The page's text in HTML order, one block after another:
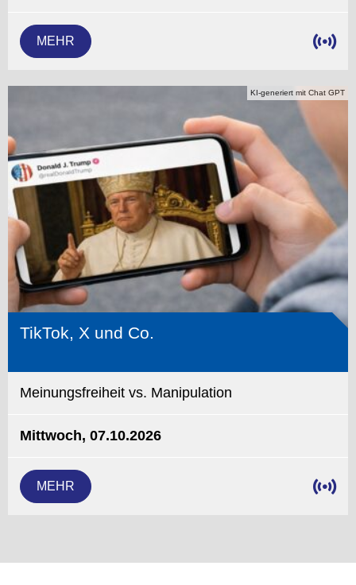
MEHR
KI-generiert mit Chat GPT
TikTok, X und Co.
Meinungsfreiheit vs. Manipulation
Mittwoch, 07.10.2026
MEHR